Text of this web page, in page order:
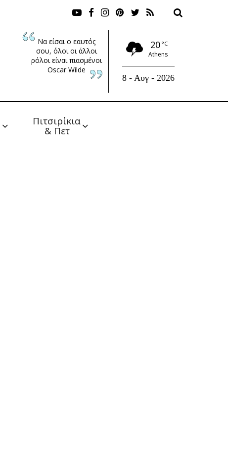
Να είσαι ο εαυτός
σου, όλοι οι άλλοι
ρόλοι είναι πιασμένοι
Oscar Wilde
20 °C
Athens
8 - Αυγ - 2026
Πιτσιρίκια
& Πετ